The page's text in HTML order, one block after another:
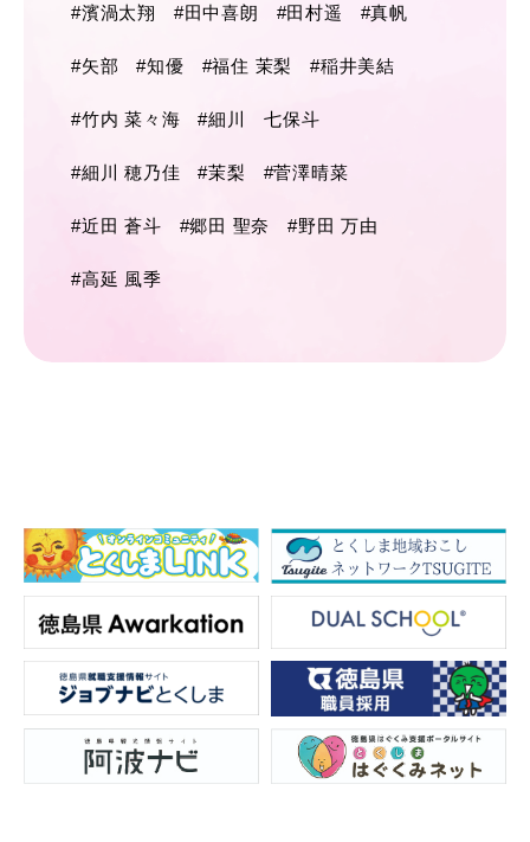
#濱渦太翔 #田中喜朗 #田村遥 #真帆
#矢部 #知優 #福住 茉梨 #稲井美結
#竹内 菜々海 #細川 七保斗
#細川 穂乃佳 #茉梨 #菅澤晴菜
#近田 蒼斗 #郷田 聖奈 #野田 万由
#高延 風季